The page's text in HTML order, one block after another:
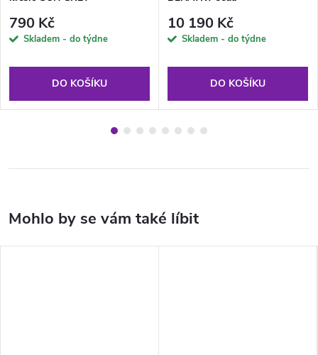
790 Kč
Skladem - do týdne
DO KOŠÍKU
10 190 Kč
Skladem - do týdne
DO KOŠÍKU